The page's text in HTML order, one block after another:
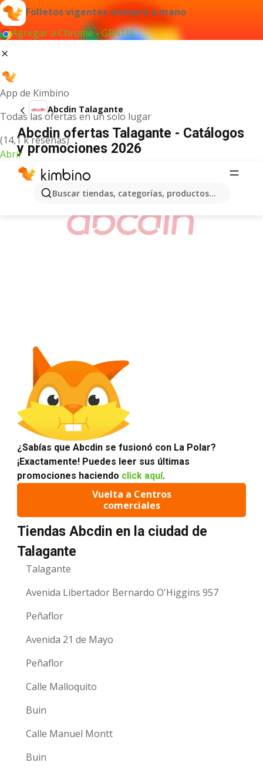
Folletos vigentes siempre a mano
Agregar a Chrome - GRATIS
App de Kimbino
Todas las ofertas en un solo lugar
(14,1 k reseñas)
Abrir
Buscar tiendas, categorías, productos...
Abcdin Talagante
Abcdin ofertas Talagante - Catálogos
y promociones 2026
¿Sabías que Abcdin se fusionó con La Polar?
¡Exactamente! Puedes leer sus últimas
promociones haciendo click aquí.
Vuelta a Centros
comerciales
Tiendas Abcdin en la ciudad de
Talagante
Talagante
Avenida Libertador Bernardo O'Higgins 957
Peñaflor
Avenida 21 de Mayo
Peñaflor
Calle Malloquito
Buin
Calle Manuel Montt
Buin